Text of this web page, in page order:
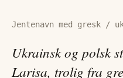
Jentenavn med gresk /
Ukrainsk og polsk
Larisa, trolig fra